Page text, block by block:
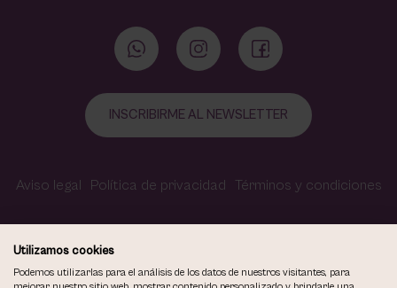
INSCRIBIRME AL NEWSLETTER
Aviso legal Política de privacidad Términos y condiciones
Política de cookies Contacto Accesibilidad
Utilizamos cookies
Podemos utilizarlas para el análisis de los datos de nuestros visitantes, para